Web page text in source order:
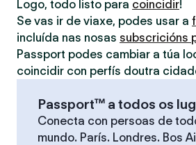
Logo, todo listo para coincidir!
Se vas ir de viaxe, podes usar a
incluída nas nosas subscricións
Passport podes cambiar a túa
coincidir con perfís doutra
Passport™ a todos os
Conecta con persoas de
mundo. París. Londres. Bos